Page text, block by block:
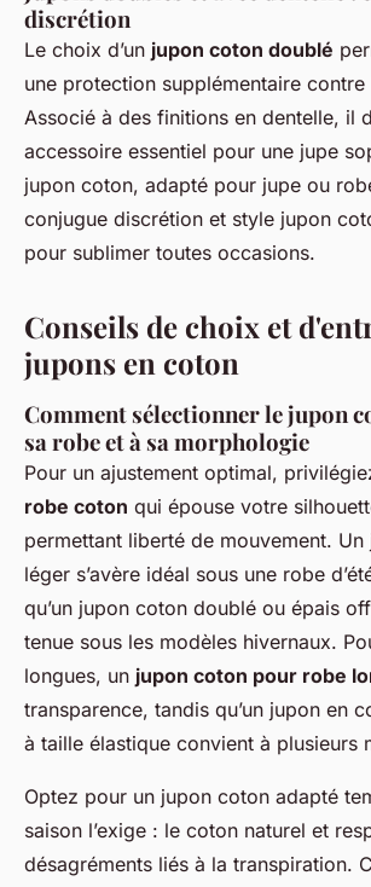
discrétion
Le choix d’un jupon coton doublé
une protection supplémentaire contre
Associé à des finitions en dentelle, il
accessoire essentiel pour une jupe
jupon coton, adapté pour jupe ou
conjugue discrétion et style jupon
pour sublimer toutes occasions.
Conseils de choix et
jupons en coton
Comment sélectionner le jupon
sa robe et à sa morphologie
Pour un ajustement optimal,
robe coton qui épouse votre
permettant liberté de mouvement.
léger s’avère idéal sous une robe
qu’un jupon coton doublé ou épais
tenue sous les modèles hivernaux.
longues, un jupon coton pour robe
transparence, tandis qu’un jupon en
à taille élastique convient à plusieurs
Optez pour un jupon coton adapté
saison l’exige : le coton naturel et
désagréments liés à la transpiration.